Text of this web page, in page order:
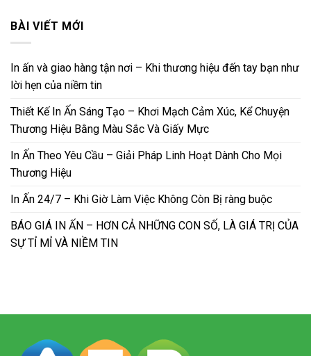
BÀI VIẾT MỚI
In ấn và giao hàng tận nơi – Khi thương hiệu đến tay bạn như
lời hẹn của niềm tin
Thiết Kế In Ấn Sáng Tạo – Khơi Mạch Cảm Xúc, Kể Chuyện
Thương Hiệu Bằng Màu Sắc Và Giấy Mực
In Ấn Theo Yêu Cầu – Giải Pháp Linh Hoạt Dành Cho Mọi
Thương Hiệu
In Ấn 24/7 – Khi Giờ Làm Việc Không Còn Bị ràng buộc
BÁO GIÁ IN ẤN – HƠN CẢ NHỮNG CON SỐ, LÀ GIÁ TRỊ CỦA
SỰ TỈ MỈ VÀ NIỀM TIN